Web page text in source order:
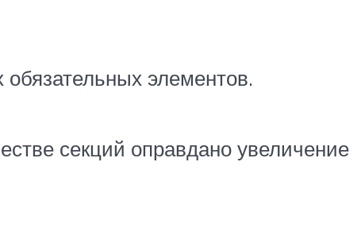
элементов.
секций оправдано увеличение